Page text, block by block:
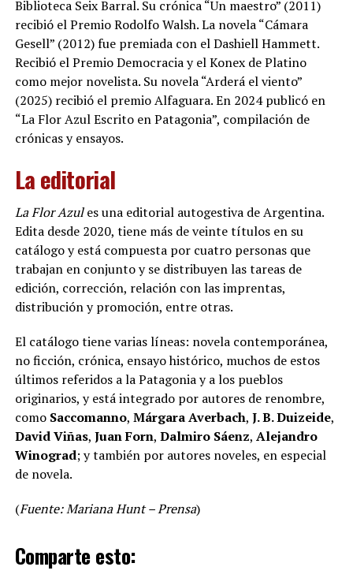
Biblioteca Seix Barral. Su crónica “Un maestro” (2011)
recibió el Premio Rodolfo Walsh. La novela “Cámara
Gesell” (2012) fue premiada con el Dashiell Hammett.
Recibió el Premio Democracia y el Konex de Platino
como mejor novelista. Su novela “Arderá el viento”
(2025) recibió el premio Alfaguara. En 2024 publicó en
“La Flor Azul Escrito en Patagonia”, compilación de
crónicas y ensayos.
La editorial
La Flor Azules una editorial autogestiva de Argentina.
Edita desde 2020, tiene más de veinte títulos en su
catálogo y está compuesta por cuatro personas que
trabajan en conjunto y se distribuyen las tareas de
edición, corrección, relación con las imprentas,
distribución y promoción, entre otras.
El catálogo tiene varias líneas: novela contemporánea,
no ficción, crónica, ensayo histórico, muchos de estos
últimos referidos a la Patagonia y a los pueblos
originarios, y está integrado por autores de renombre,
como Saccomanno, Márgara Averbach, J. B. Duizeide,
David Viñas, Juan Forn, Dalmiro Sáenz, Alejandro
Winograd; y también por autores noveles, en especial
de novela.
(Fuente: Mariana Hunt – Prensa)
Comparte esto: